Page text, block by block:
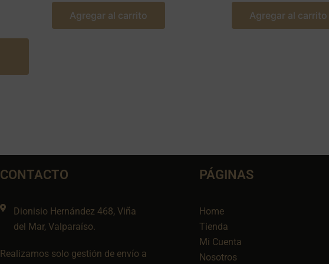
Agregar al carrito Agregar al carrito
CONTACTO
Dionisio Hernández 468, Viña
del Mar, Valparaíso.
Realizamos solo gestión de envío a
PÁGINAS
Home
Tienda
Mi Cuenta
Nosotros